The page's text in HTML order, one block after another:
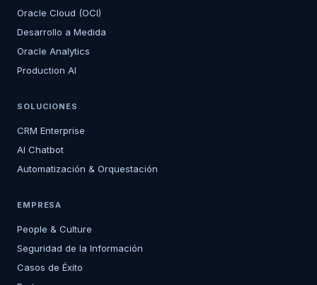
Oracle Cloud (OCI)
Desarrollo a Medida
Oracle Analytics
Production AI
SOLUCIONES
CRM Enterprise
AI Chatbot
Automatización & Orquestación
EMPRESA
People & Culture
Seguridad de la Información
Casos de Éxito